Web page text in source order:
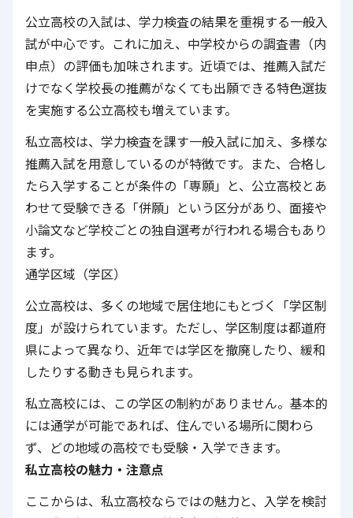
公立高校の入試は、学力検査の結果を重視する一般入
試が中心です。これに加え、中学校からの調査書（内
申点）の評価も加味されます。近頃では、推薦入試だ
けでなく学校長の推薦がなくても出願できる特色選抜
を実施する公立高校も増えています。
私立高校は、学力検査を課す一般入試に加え、多様な
推薦入試を用意しているのが特徴です。また、合格し
たら入学することが条件の「専願」と、公立高校とあ
わせて受験できる「併願」という区分があり、面接や
小論文など学校ごとの独自選考が行われる場合もあり
ます。
通学区域（学区）
公立高校は、多くの地域で居住地にもとづく「学区制
度」が設けられています。ただし、学区制度は都道府
県によって異なり、近年では学区を撤廃したり、緩和
したりする動きも見られます。
私立高校には、この学区の制約がありません。基本的
には通学が可能であれば、住んでいる場所に関わら
ず、どの地域の高校でも受験・入学できます。
私立高校の魅力・注意点
ここからは、私立高校ならではの魅力と、入学を検討